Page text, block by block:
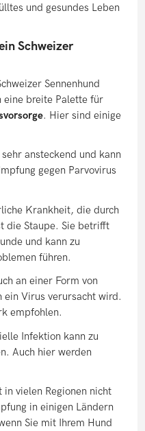
und gesundes Leben
Schweizer
Sennenhund
eine breite Palette für
. Hier sind einige
ansteckend und kann
gegen Parvovirus
Krankheit, die durch
die Staupe. Sie betrifft
und kann zu
führen.
an einer Form von
Virus verursacht wird.
empfohlen.
Infektion kann zu
Auch hier werden
vielen Regionen nicht
in einigen Ländern
Sie mit Ihrem Hund